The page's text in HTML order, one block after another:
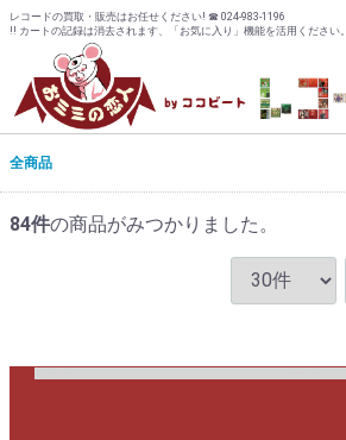
レコードの買取・販売はお任せください! ☎ 024-983-1196
!! カートの記録は消去されます、「お気に入り」機能を活用ください。
全商品
84件の商品がみつかりました。